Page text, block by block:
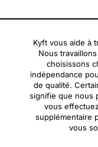
Kyft vous aide à
Nous
choisissons
indépendance
de qualité.
signifie que nous
vous
supplémentaire
vous